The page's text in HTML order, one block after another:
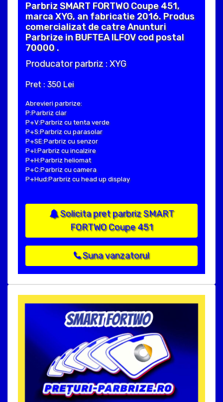
Parbriz SMART FORTWO Coupe 451,
marca XYG, an fabricatie 2016. Produs
comercializat de catre Anunturi
Parbrize in BUFTEA ILFOV cod postal
70000 .
Producator parbriz : XYG
Pret : 350 Lei
Abrevieri parbrize:
P:Parbriz clar
P+V:Parbriz cu tenta verde
P+S:Parbriz cu parasolar
P+SE:Parbriz cu senzor
P+I:Parbriz cu incalzire
P+H:Parbriz heliomat
P+C:Parbriz cu camera
P+Hud:Parbriz cu head up display
Solicita pret parbriz SMART
FORTWO Coupe 451
Suna vanzatorul